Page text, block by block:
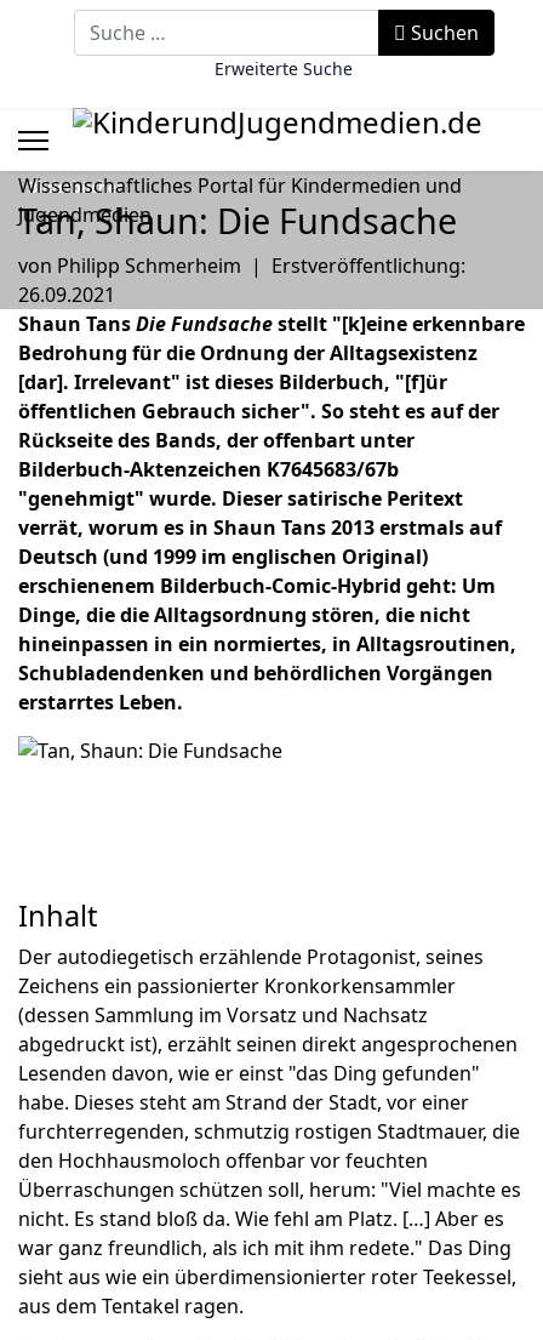
Suchbegriff eingeben
Suchen
Erweiterte Suche
Wissenschaftliches Portal für Kindermedien und
Jugendmedien
Bilderbücher
Tan, Shaun: Die Fundsache
von Philipp Schmerheim | Erstveröffentlichung:
26.09.2021
Shaun TansDie Fundsachestellt "[k]eine erkennbare
Bedrohung für die Ordnung der Alltagsexistenz
[dar]. Irrelevant" ist dieses Bilderbuch, "[f]ür
öffentlichen Gebrauch sicher". So steht es auf der
Rückseite des Bands, der offenbart unter
Bilderbuch-Aktenzeichen K7645683/67b
"genehmigt" wurde. Dieser satirische Peritext
verrät, worum es in Shaun Tans 2013 erstmals auf
Deutsch (und 1999 im englischen Original)
erschienenem Bilderbuch-Comic-Hybrid geht: Um
Dinge, die die Alltagsordnung stören, die nicht
hineinpassen in ein normiertes, in Alltagsroutinen,
Schubladendenken und behördlichen Vorgängen
erstarrtes Leben.
Inhalt
Der autodiegetisch erzählende Protagonist, seines
Zeichens ein passionierter Kronkorkensammler
(dessen Sammlung im Vorsatz und Nachsatz
abgedruckt ist), erzählt seinen direkt angesprochenen
Lesenden davon, wie er einst "das Ding gefunden"
habe. Dieses steht am Strand der Stadt, vor einer
furchterregenden, schmutzig rostigen Stadtmauer, die
den Hochhausmoloch offenbar vor feuchten
Überraschungen schützen soll, herum: "Viel machte es
nicht. Es stand bloß da. Wie fehl am Platz. […] Aber es
war ganz freundlich, als ich mit ihm redete." Das Ding
sieht aus wie ein überdimensionierter roter Teekessel,
aus dem Tentakel ragen.